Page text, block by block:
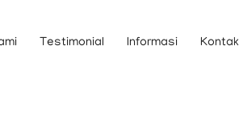
Testimonial Informasi Kontak